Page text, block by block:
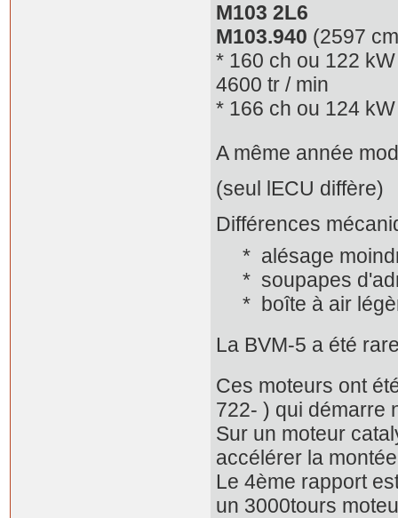
M103 2L6
M103.940 (2597
* 160 ch ou 122
4600 tr / min
* 166 ch ou 124
A même année
(seul lECU diffère)
Différences
* alésage
* soupapes
* boîte à air
La BVM-5 a été
Ces moteurs ont
722- ) qui démarre
Sur un moteur
accélérer la
Le 4ème rapport
un 3000tours